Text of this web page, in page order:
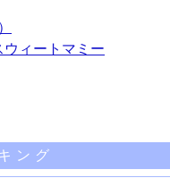
ィートマミー
ング